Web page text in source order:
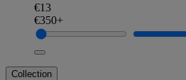
€13
€350+
Collection